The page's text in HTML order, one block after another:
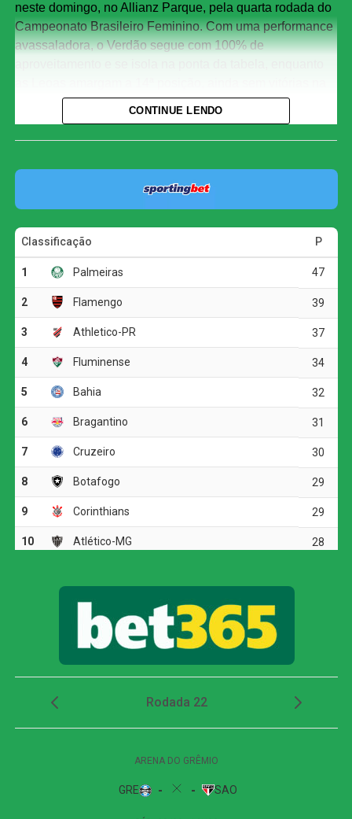
neste domingo, no Allianz Parque, pela quarta rodada do
Campeonato Brasileiro Feminino. Com uma performance
avassaladora, o Verdão segue com 100% de
competição.
e Victória Liss, que celebrou seu retorno aos gramados
Show de gols no primeiro tempo
O time paulista não demorou a mostrar sua superioridade,
resolvendo a partida ainda na etapa inicial. Aos 12
minutos, Tainá Maranhão abriu o placar com um chute
potente da entrada da área. Aos 25, Espinales aproveitou
um cruzamento preciso de Gláucia e cabeceou com força
para fazer o segundo. Apenas três minutos depois, Bia
Zaneratto, com sua habitual frieza, recebeu dentro da
área e finalizou de canhota, marcando o terceiro.
A pressão não cessou. Aos 34 minutos, após uma jogada
de pivô de Bia Zaneratto, Gláucia ficou livre para chutar
no canto direito da goleira Lorrana, ampliando para 4 a 0.
O festival de gols continuou aos 42, quando Carla Tays,
em uma jogada de escanteio, surgiu na segunda trave
para cabecear e fechar o placar da primeira etapa em 5 a
0.
Retorno triunfal de Victória Liss
No segundo tempo, mesmo com o ritmo mais cadenciado,
o Palmeiras ainda encontrou o caminho das redes. Aos
44 minutos, em um momento emocionante, Victória Liss,
cruzamento e desviou de cabeça, marcando o sexto e
último gol da partida e selando uma goleada
Classificação e próximos desafios
Com o quarto triunfo consecutivo, o Palmeiras chega aos
CONTINUE LENDO